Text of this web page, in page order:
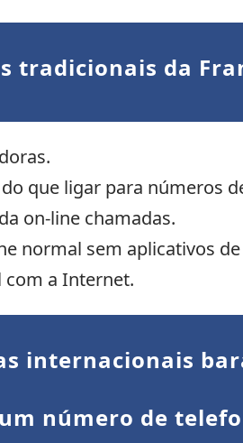
tradicionais da
que ligar para números
on-line chamadas.
normal sem aplicativos
com a Internet.
internacionais
número de